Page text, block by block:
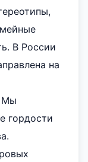
В России
на
Мы
гордости